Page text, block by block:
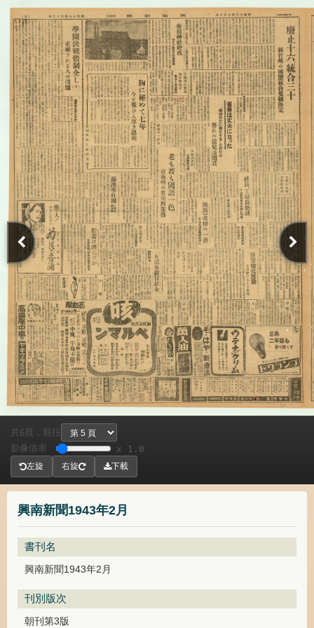
興南新聞1943年2月
書刊名
興南新聞1943年2月
刊別版次
朝刊第3版
共 6頁， 前往
影像倍率
x 1.0
左旋 右旋 下載